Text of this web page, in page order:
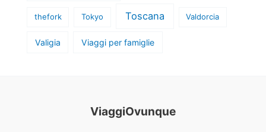
thefork Tokyo Toscana Valdorcia
Valigia Viaggi per famiglie
ViaggiOvunque